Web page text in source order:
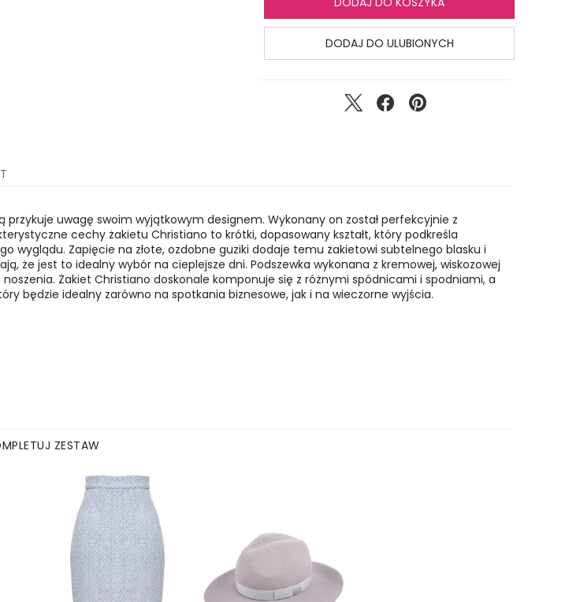
DODAJ DO ULUBIONYCH
uwagę swoim wyjątkowym designem. Wykonany on został perfekcyjnie z
cechy żakietu Christiano to krótki, dopasowany kształt, który podkreśla
wyglądu. Zapięcie na złote, ozdobne guziki dodaje temu żakietowi subtelnego blasku i
że jest to idealny wybór na cieplejsze dni. Podszewka wykonana z kremowej, wiskozowej
Żakiet Christiano doskonale komponuje się z różnymi spódnicami i spodniami, a
będzie idealny zarówno na spotkania biznesowe, jak i na wieczorne wyjścia.
ZESTAW